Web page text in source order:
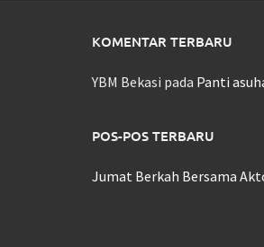
KOMENTAR TERBARU
YBM Bekasi pada Panti
POS-POS TERBARU
Jumat Berkah Bersama